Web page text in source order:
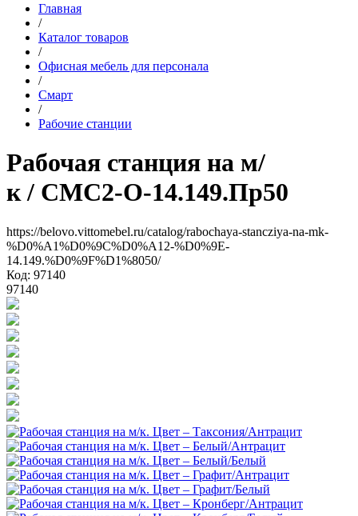
Главная
/
Каталог товаров
/
Офисная мебель для персонала
/
Смарт
/
Рабочие станции
Рабочая станция на м/
к / СМС2-О-14.149.Пр50
https://belovo.vittomebel.ru/catalog/rabochaya-stancziya-na-mk-
%D0%A1%D0%9C%D0%A12-%D0%9E-
14.149.%D0%9F%D1%8050/
Код: 97140
97140